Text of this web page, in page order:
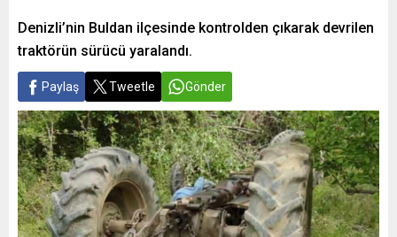
Denizli’nin Buldan ilçesinde kontrolden çıkarak devrilen
traktörün sürücü yaralandı.
Paylaş Tweetle Gönder